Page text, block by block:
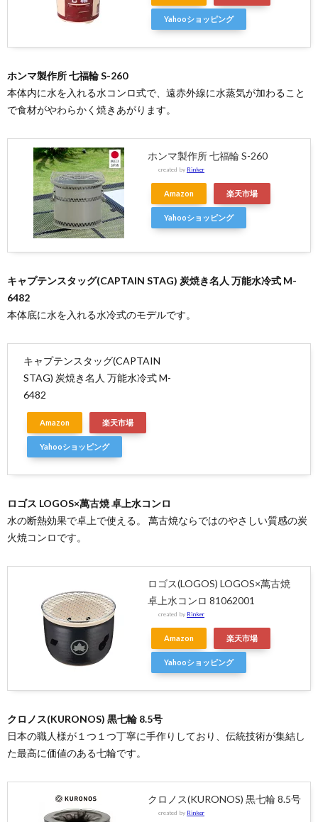
Yahooショッピング
ホンマ製作所 七福輪 S-260
本体内に水を入れる水コンロ式で、遠赤外線に水蒸気が加わること
で食材がやわらかく焼きあがります。
ホンマ製作所 七福輪 S-260
created by Rinker
Amazon 楽天市場
Yahooショッピング
キャプテンスタッグ(CAPTAIN STAG) 炭焼き名人 万能水冷式 M-
6482
本体底に水を入れる水冷式のモデルです。
キャプテンスタッグ(CAPTAIN
STAG) 炭焼き名人 万能水冷式 M-
6482
Amazon 楽天市場
Yahooショッピング
ロゴス LOGOS×萬古焼 卓上水コンロ
水の断熱効果で卓上で使える。 萬古焼ならではのやさしい質感の炭
火焼コンロです。
ロゴス(LOGOS) LOGOS×萬古焼
卓上水コンロ 81062001
created by Rinker
Amazon 楽天市場
Yahooショッピング
クロノス(KURONOS) 黒七輪 8.5号
日本の職人様が１つ１つ丁寧に手作りしており、伝統技術が集結し
た最高に価値のある七輪です。
クロノス(KURONOS) 黒七輪 8.5号
created by Rinker